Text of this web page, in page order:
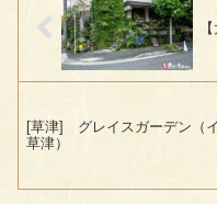
[草津] グレイスガーデン（
草津）